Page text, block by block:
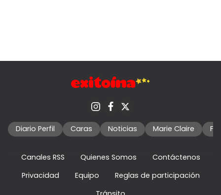
Diario Perfil Caras Noticias Marie Claire
Canales RSS Quienes Somos
Contáctenos
Privacidad
Equipo
Reglas de participación